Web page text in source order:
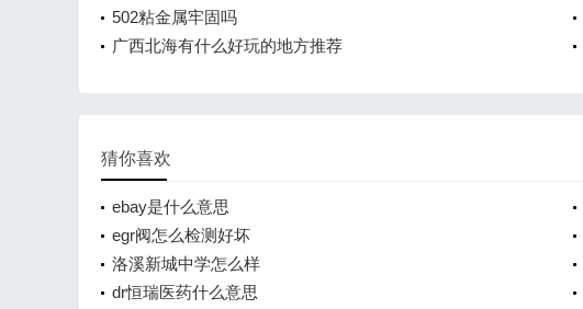
502粘金属牢固吗
广西北海有什么好玩的地方推荐
猜你喜欢
ebay是什么意思
egr阀怎么检测好坏
洛溪新城中学怎么样
dr恒瑞医药什么意思